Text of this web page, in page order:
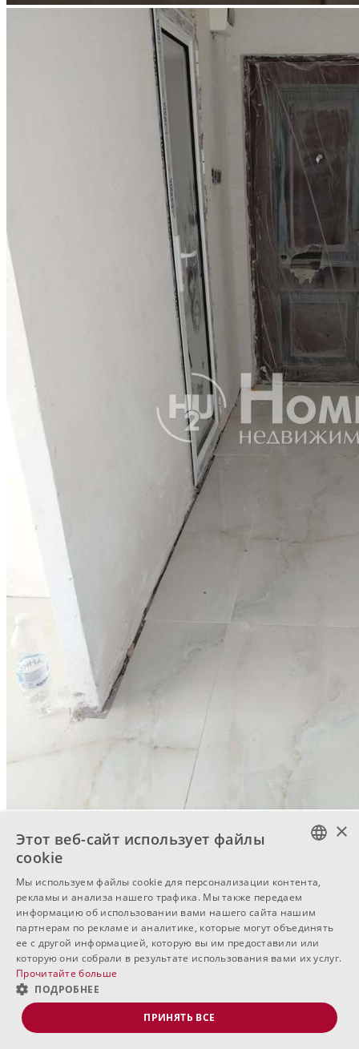
ENGLISH
RUSSIAN
×
Этот веб-сайт использует файлы
cookie
Мы используем файлы cookie для персонализации контента,
рекламы и анализа нашего трафика. Мы также передаем
информацию об использовании вами нашего сайта нашим
партнерам по рекламе и аналитике, которые могут объединять
ее с другой информацией, которую вы им предоставили или
которую они собрали в результате использования вами их услуг.
Прочитайте больше
ПОДРОБНЕЕ
ПРИНЯТЬ ВСЕ